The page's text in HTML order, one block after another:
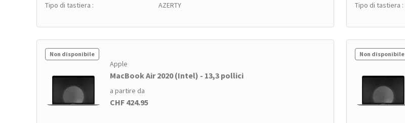
Tipo di tastiera : AZERTY Tipo di tastiera :
Non disponibile
Apple
MacBook Air 2020 (Intel) - 13,3 pollici
a partire da
CHF 424.95
Non disponibile